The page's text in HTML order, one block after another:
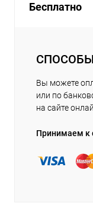
Бесплатно
Вы можете
или по
на сайте
Принимаем к